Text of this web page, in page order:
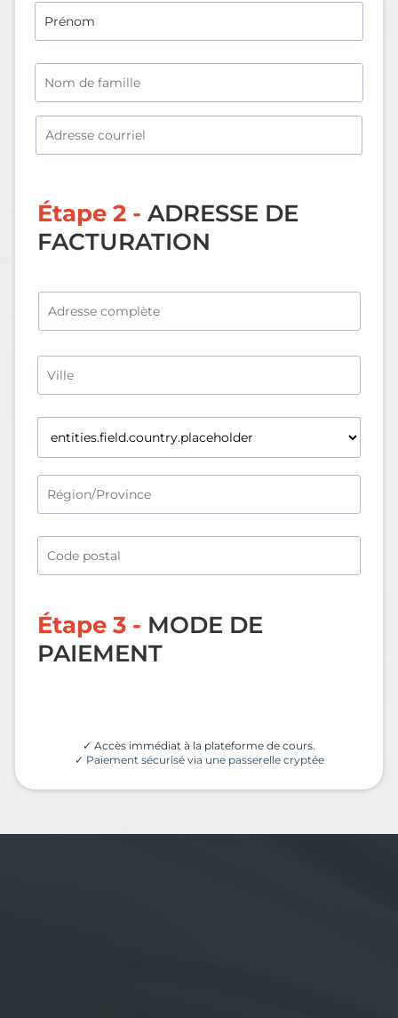
Étape 2 - ADRESSE DE
FACTURATION
Étape 3 - MODE DE
PAIEMENT
✓ Accès immédiat à la plateforme de cours.
✓ Paiement sécurisé via une passerelle cryptée